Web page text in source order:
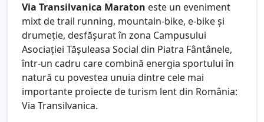
Via Transilvanica Maraton este un eveniment
mixt de trail running, mountain-bike, e-bike și
drumeție, desfășurat în zona Campusului
Asociației Tășuleasa Social din Piatra Fântânele,
într-un cadru care combină energia sportului în
natură cu povestea unuia dintre cele mai
importante proiecte de turism lent din România:
Via Transilvanica.